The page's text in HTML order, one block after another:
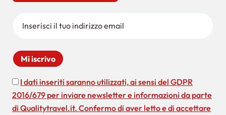
e
t
c
o
p
I dati inseriti saranno utilizzati, ai sensi del GDPR
2016/679 per inviare newsletter e informazioni da parte
di Qualitytravel.it. Confermo di aver letto e di accettare